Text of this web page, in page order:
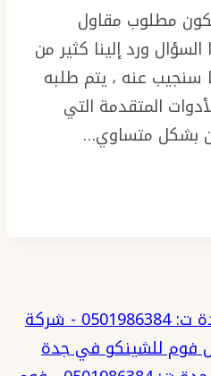
مطلوب مقاول
ورد إلينا كثير من
سنجيب عنه ، يتم طلبه
المتقدمة التي
بشكل متساوي…
عازل اسطح بجدة ت: 0501986384 - شركة
فوم للشينكو في جدة